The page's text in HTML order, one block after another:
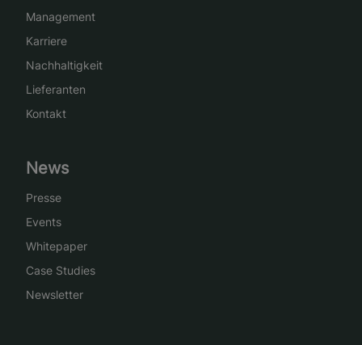
Management
Karriere
Nachhaltigkeit
Lieferanten
Kontakt
News
Presse
Events
Whitepaper
Case Studies
Newsletter